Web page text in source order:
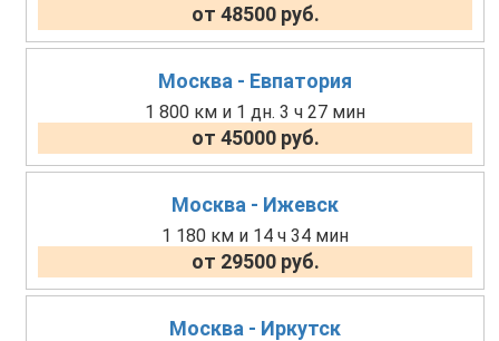
от 48500 руб.
Москва - Евпатория
1 800 км и 1 дн. 3 ч 27 мин
от 45000 руб.
Москва - Ижевск
1 180 км и 14 ч 34 мин
от 29500 руб.
Москва - Иркутск